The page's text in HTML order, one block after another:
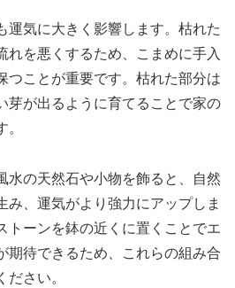
運気に大きく影響します。枯れた
れを悪くするため、こまめに手入
つことが重要です。枯れた部分は
芽が出るように育てることで家の
水の天然石や小物を飾ると、自然
み、運気がより強力にアップしま
トーンを鉢の近くに置くことでエ
期待できるため、これらの組み合
ださい。